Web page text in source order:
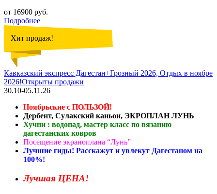
от 16900 руб.
Подробнее
Хит продаж!
Кавказский экспресс Дагестан+Грозный 2026, Отдых в ноябре
2026!Открыты продажи
30.10-05.11.26
Ноябрьские с ПОЛЬЗОЙ!
Дербент, Сулакский каньон, ЭКРОПЛАН ЛУНЬ
Хучни : водопад, мастер класс по вязанию
дагестанских ковров
Посещение экраноплана “Лунь”
Лучшие гиды! Расскажут и увлекут Дагестаном на
100%!
Лучшая ЦЕНА!